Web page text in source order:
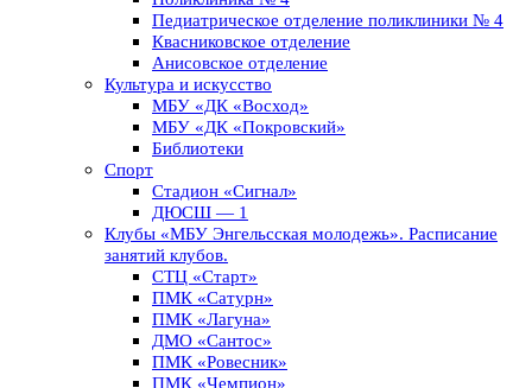
Педиатрическое отделение поликлиники № 4
Квасниковское отделение
Анисовское отделение
Культура и искусство
МБУ «ДК «Восход»
МБУ «ДК «Покровский»
Библиотеки
Спорт
Стадион «Сигнал»
ДЮСШ — 1
Клубы «МБУ Энгельсская молодежь». Расписание
занятий клубов.
СТЦ «Старт»
ПМК «Сатурн»
ПМК «Лагуна»
ДМО «Сантос»
ПМК «Ровесник»
ПМК «Чемпион»